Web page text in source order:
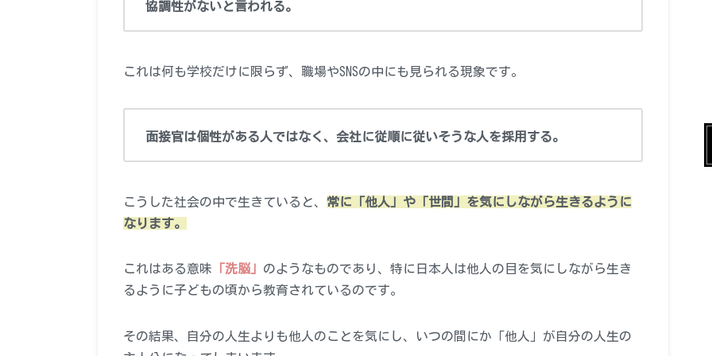
協調性がないと言われる。
これは何も学校だけに限らず、職場やSNSの中にも見られる現象です。
面接官は個性がある人ではなく、会社に従順に従いそうな人を採用する。
こうした社会の中で生きていると、 常に「他人」や「世間」を気にしながら生きるように
なります。
これはある意味 「洗脳」 のようなものであり、特に日本人は他人の目を気にしながら生き
るように子どもの頃から教育されているのです。
その結果、自分の人生よりも他人のことを気にし、いつの間にか「他人」が自分の人生の